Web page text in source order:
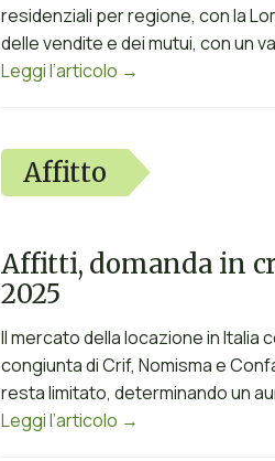
residenziali per regione, con la
delle vendite e dei mutui, con un
Leggi l’articolo →
Affitto
Affitti, domanda in
2025
Il mercato della locazione in Italia
congiunta di Crif, Nomisma e
resta limitato, determinando un
Leggi l’articolo →